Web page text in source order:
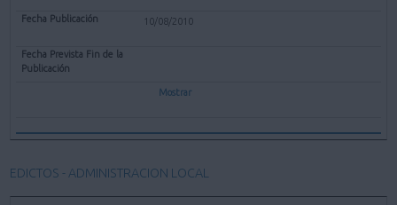
10/08/2010
Mostrar
EDICTOS - ADMINISTRACION LOCAL